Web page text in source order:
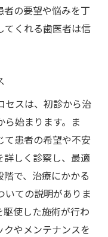
者の要望や悩みを丁
てくれる歯医者は信
セスは、初診から治
始まります。ま
て患者の希望や不安
詳しく診察し、最適
で、治療にかかる
いての説明がありま
使した施術が行わ
やメンテナンスを